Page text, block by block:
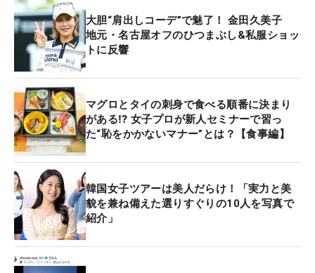
大胆“肩出しコーデ”で魅了！ 金田久美子
地元・名古屋オフのひつまぶし&私服ショッ
トに反響
マグロとタイの刺身で食べる順番に決まり
がある⁉ 女子プロが新人セミナーで習っ
た“恥をかかないマナー”とは？【食事編】
韓国女子ツアーは美人だらけ！「実力と美
貌を兼ね備えた選りすぐりの10人を写真で
紹介」